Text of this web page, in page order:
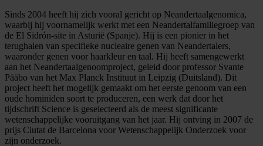
Sinds 2004 heeft hij zich vooral gericht op Neandertaalgenomica,
waarbij hij voornamelijk werkt met een Neandertalfamiliegroep van
de El Sidrón-site in Asturië (Spanje). Hij is een pionier in het
terughalen van specifieke nucleaire genen van Neandertalers,
waaronder genen voor haarkleur en taal. Hij heeft samengewerkt
aan het Neandertaalgenoomproject, geleid door professor Svante
Pääbo van het Max Planck Instituut in Leipzig (Duitsland). Dit
project heeft het mogelijk gemaakt om het eerste genoom van een
oude hominiden soort te produceren, een werk dat door het
tijdschrift Science is geselecteerd als de meest significante
wetenschappelijke vooruitgang van het jaar. Hij ontving in 2007 de
prijs Ciutat de Barcelona voor Wetenschappelijk Onderzoek voor
zijn onderzoek.